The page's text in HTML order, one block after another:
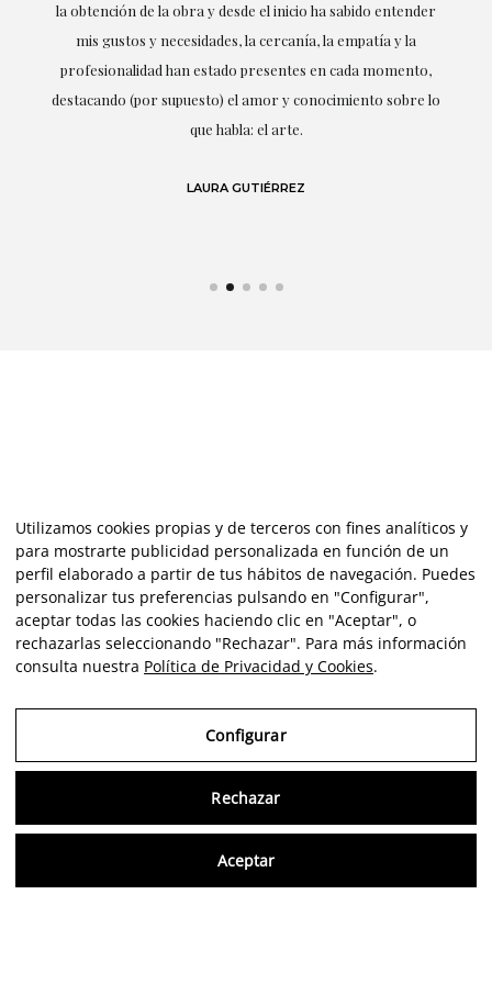
la obtención de la obra y desde el inicio ha sabido entender
mis gustos y necesidades, la cercanía, la empatía y la
profesionalidad han estado presentes en cada momento,
destacando (por supuesto) el amor y conocimiento sobre lo
que habla: el arte.
LAURA GUTIÉRREZ
Utilizamos cookies propias y de terceros con fines analíticos y
para mostrarte publicidad personalizada en función de un
perfil elaborado a partir de tus hábitos de navegación. Puedes
personalizar tus preferencias pulsando en "Configurar",
aceptar todas las cookies haciendo clic en "Aceptar", o
rechazarlas seleccionando "Rechazar". Para más información
consulta nuestra Política de Privacidad y Cookies.
Configurar
Rechazar
Aceptar